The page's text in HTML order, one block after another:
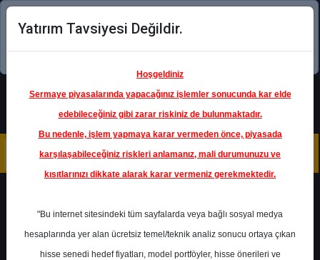
Şimdi uygulamayı indirin!
Yatırım Tavsiyesi Değildir.
Hoşgeldiniz
Sermaye piyasalarında yapacağınız işlemler sonucunda kar elde
edebileceğiniz gibi zarar riskiniz de bulunmaktadır.
Bu nedenle, işlem yapmaya karar vermeden önce, piyasada
karşılaşabileceğiniz riskleri anlamanız, mali durumunuzu ve
kısıtlarınızı dikkate alarak karar vermeniz gerekmektedir.
"Bu internet sitesindeki tüm sayfalarda veya bağlı sosyal medya
hesaplarında yer alan ücretsiz temel/teknik analiz sonucu ortaya çıkan
hisse senedi hedef fiyatları, model portföyler, hisse önerileri ve